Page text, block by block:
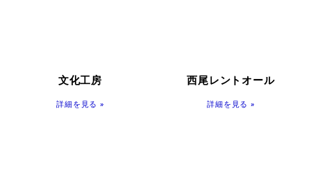
文化工房
詳細を見る »
西尾レントオール
詳細を見る »